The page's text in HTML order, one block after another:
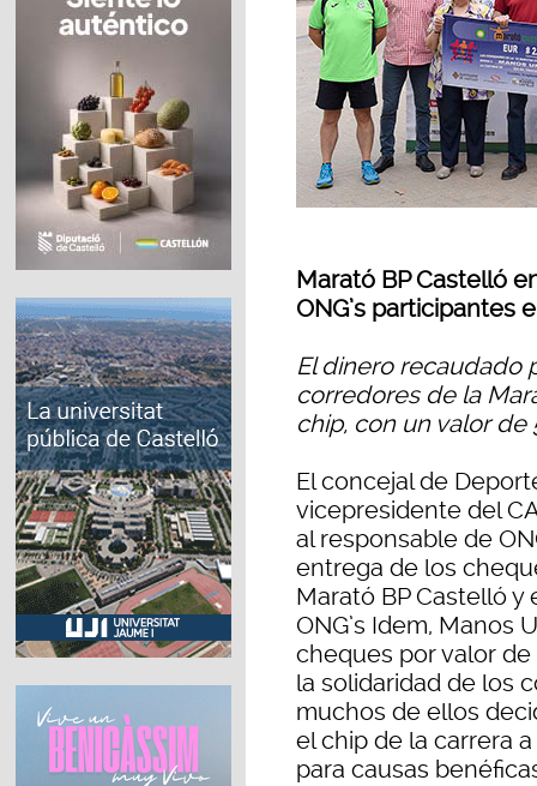
Marató BP Castelló
ONG’s participantes
El dinero recaudado
corredores de la
chip, con un valor de
El concejal de
vicepresidente del
al responsable de
entrega de los
Marató BP Castelló y
ONG’s Idem, Manos
cheques por valor
la solidaridad de los
muchos de ellos
el chip de la carrera
para causas